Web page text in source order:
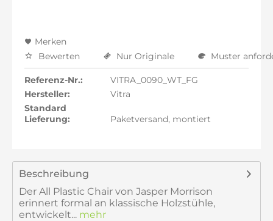
Merken
Bewerten
Nur Originale Muster
Referenz-Nr.:
VITRA_0090_WT_FG
Hersteller:
Vitra
Standard
Lieferung:
Paketversand, montiert
Beschreibung
Der All Plastic Chair von Jasper Morrison
erinnert formal an klassische Holzstühle,
entwickelt... mehr